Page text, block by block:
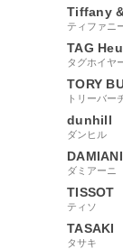
Tiffany
ティファニ
TAG
タグホイヤ
TORY
トリーバー
dunhill
ダンヒル
DAMIANI
ダミアーニ
TISSOT
ティソ
TASAKI
タサキ